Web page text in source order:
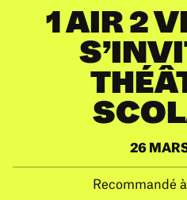
1 AIR 2
26
Recommandé